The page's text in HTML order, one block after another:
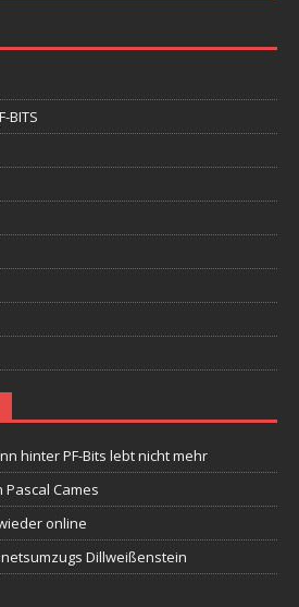
BITS
hinter PF-Bits lebt nicht mehr
Pascal Cames
online
Dillweißenstein